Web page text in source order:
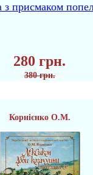
з присмаком
280 грн.
380 грн.
Корнієнко О.М.